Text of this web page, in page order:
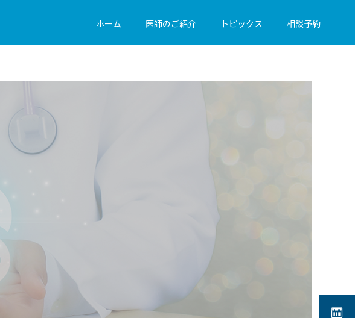
ホーム 医師のご紹介 トピックス 相談予約